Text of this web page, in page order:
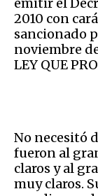
2010 con
sancionado
noviembre
LEY QUE
No necesitó
fueron al
claros y al
muy claros.